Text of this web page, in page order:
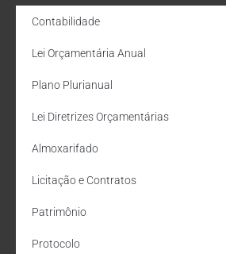
Contabilidade
Lei Orçamentária Anual
Plano Plurianual
Lei Diretrizes Orçamentárias
Almoxarifado
Licitação e Contratos
Patrimônio
Protocolo